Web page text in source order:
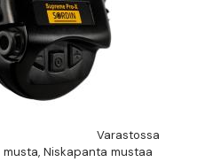
Varastossa
Niskapanta mustaa